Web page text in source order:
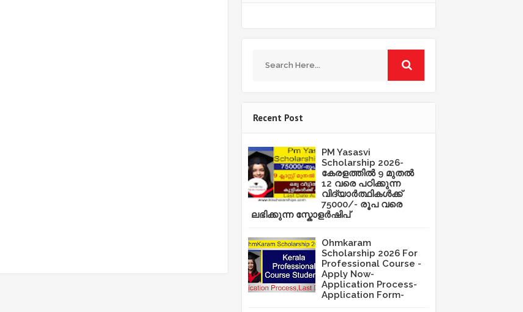
Recent Post
PM Yasasvi
Scholarship 2026-
കേരളത്തിൽ 9 മുതൽ
12 വരെ പഠിക്കുന്ന
വിദ്യാർത്ഥികൾക്ക്
75000/- രൂപ വരെ
ലഭിക്കുന്ന സ്കോളർഷിപ്
Ohmkaram
Scholarship 2026 For
Professional Course -
Apply Now-
Application Process-
Application Form-